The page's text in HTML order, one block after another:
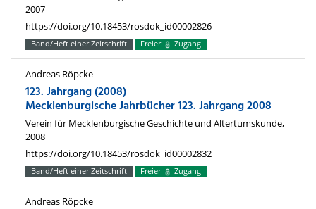
2007
https://doi.org/10.18453/rosdok_id00002826
Band/Heft einer Zeitschrift Freier Zugang
Andreas Röpcke
123. Jahrgang (2008)
Mecklenburgische Jahrbücher 123. Jahrgang 2008
Verein für Mecklenburgische Geschichte und Altertumskunde,
2008
https://doi.org/10.18453/rosdok_id00002832
Band/Heft einer Zeitschrift Freier Zugang
Andreas Röpcke